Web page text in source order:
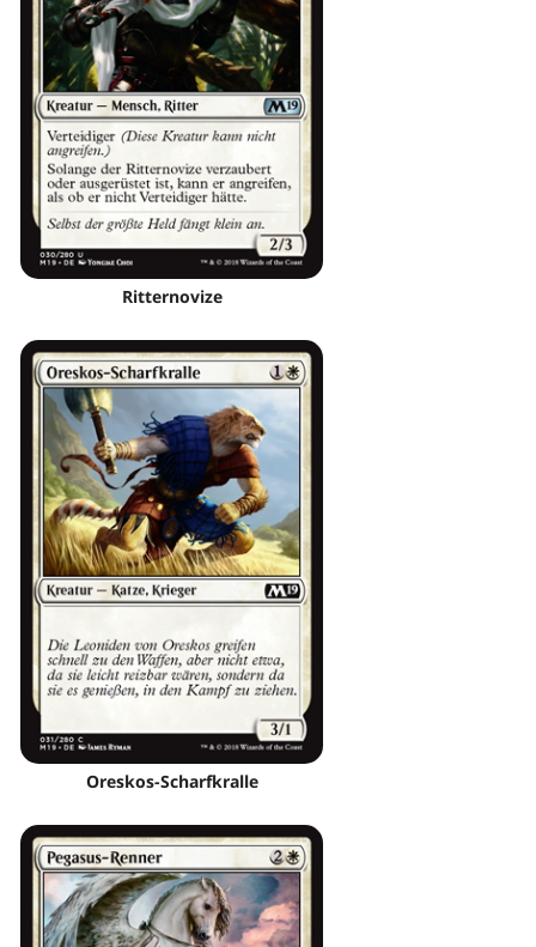
Ritternovize
Oreskos-Scharfkralle